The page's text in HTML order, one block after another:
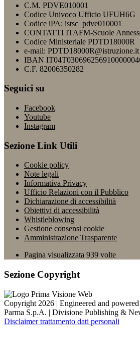
C.M. PDVE010001
Codice Univoco Ufficio UFUH6G
Codice iPA: istsc_pdve010001
CONTATTI ITAFM-Scuole
Codice Ministeriale PDTD18000R
e-mail: PDTD18000R@istruzione.it
IBAN
C.F. 82006350282
Seguici su
Facebook
Youtube
Instagram
Sezione Link Utili
Cookie policy
Note legali
Informativa Privacy
Ufficio Relazioni con il Pubblico
Dichiarazione di accessibilità
Obiettivi di accessibilità
Whistleblowing
Gestione consensi cookie
Amministrazione Trasparente
Pagina visualizzata 939 volte
Sezione Copyright
Copyright 2026 | Engineered and
Parma S.p.A. | Divisione Publishing &
Disclaimer trattamento dati personali